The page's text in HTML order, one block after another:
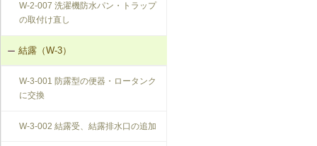
W-2-007 洗濯機防水パン・トラップ
の取付け直し
結露（W-3）
W-3-001 防露型の便器・ロータンク
に交換
W-3-002 結露受、結露排水口の追加